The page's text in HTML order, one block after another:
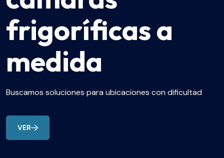
frigoríficas a
medida
Buscamos soluciones para ubicaciones con dificultad
VER